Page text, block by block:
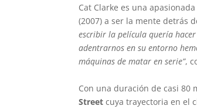
Cat Clarke es una
(2007) a ser la mente detrás
escribir la película quería
adentrarnos en su entorno
máquinas de matar en serie”,
Con una duración de casi 80
Street cuya trayectoria en el